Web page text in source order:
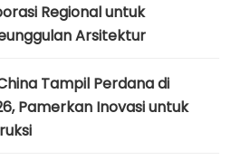
Regional untuk
Arsitektur
Tampil Perdana di
Pamerkan Inovasi untuk